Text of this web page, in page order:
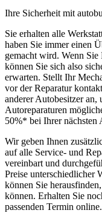
Ihre Sicherheit mit
Sie erhalten alle
haben Sie immer einen
gemacht wird. Wenn
können Sie sich also
erwarten. Stellt Ihr
vor der Reparatur
anderer Autobesitzer
Autoreparaturen
50%* bei Ihrer nächsten
Wir geben Ihnen
auf alle Service- und
vereinbart und
Preise unterschiedlicher
können Sie
können. Erhalten Sie
passenden Termin online.